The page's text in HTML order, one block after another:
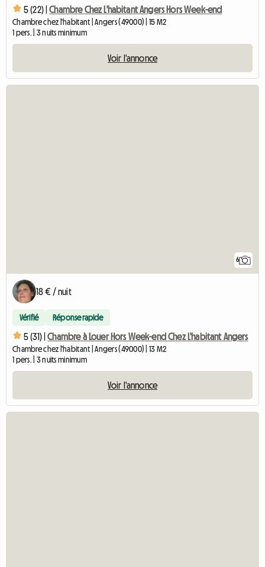
5 (22) | Chambre Chez L'habitant Angers Hors Week-end
Chambre chez l'habitant | Angers (49000) | 15 M2
1 pers. | 3 nuits minimum
Voir l'annonce
6
18 € / nuit
Vérifié Réponse rapide
5 (31) | Chambre à Louer Hors Week-end Chez L'habitant Angers
Chambre chez l'habitant | Angers (49000) | 13 M2
1 pers. | 3 nuits minimum
Voir l'annonce